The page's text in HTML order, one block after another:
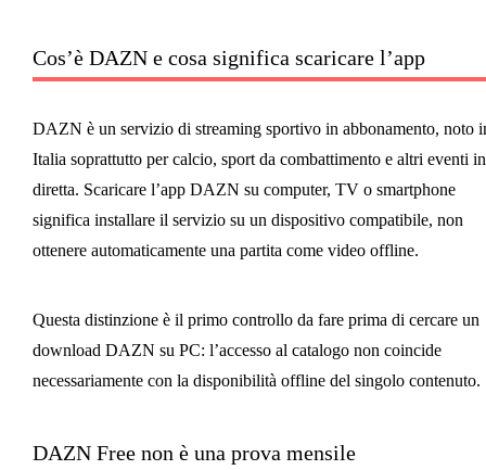
Cos’è DAZN e cosa significa scaricare l’app
DAZN è un servizio di streaming sportivo in abbonamento, noto
Italia soprattutto per calcio, sport da combattimento e altri eventi in
diretta. Scaricare l’app DAZN su computer, TV o smartphone
significa installare il servizio su un dispositivo compatibile, non
ottenere automaticamente una partita come video offline.
Questa distinzione è il primo controllo da fare prima di cercare un
download DAZN su PC: l’accesso al catalogo non coincide
necessariamente con la disponibilità offline del singolo contenuto.
DAZN Free non è una prova mensile